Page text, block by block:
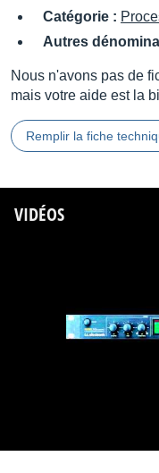
Catégorie :
Autres
Nous n'avons pas de
mais votre aide est la
Remplir la fiche
VIDÉOS